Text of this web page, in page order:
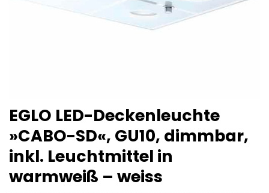
EGLO LED-Deckenleuchte
»CABO-SD«, GU10, dimmbar,
inkl. Leuchtmittel in
warmweiß – weiss